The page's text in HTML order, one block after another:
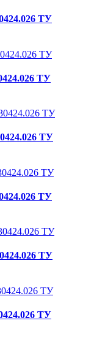
ТУ
ТУ
ТУ
ТУ
ТУ
ТУ